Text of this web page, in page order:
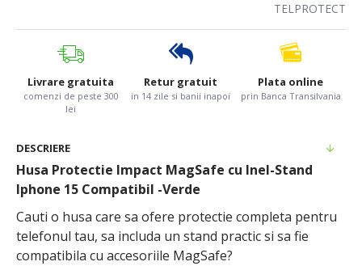
TELPROTECT
Livrare gratuita
comenzi de peste 300
lei
Retur gratuit
in 14 zile si banii inapoi
Plata online
prin Banca Transilvania
DESCRIERE
Husa Protectie Impact MagSafe cu Inel-Stand
Iphone 15 Compatibil -Verde
Cauti o husa care sa ofere protectie completa pentru
telefonul tau, sa includa un stand practic si sa fie
compatibila cu accesoriile MagSafe?